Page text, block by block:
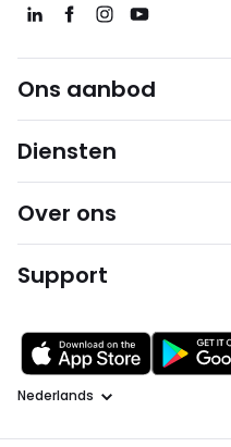
Ons aanbod
Diensten
Over ons
Support
Taal